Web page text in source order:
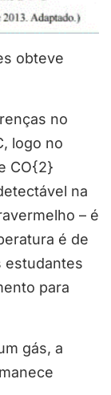
obteve
no
logo no
CO{2}
na
– é
é de
estudantes
para
gás, a